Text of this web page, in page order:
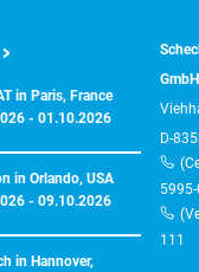
in Paris, France
- 01.10.2026
in Orlando, USA
- 09.10.2026
in Hannover,
GmbH
D-
5995-
111